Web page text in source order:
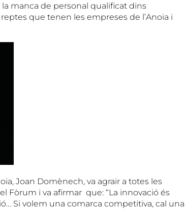
la manca de personal qualificat dins
que tenen les empreses de l’Anoia i
Joan Domènech, va agrair a totes les
Fòrum i va afirmar que: “La innovació és
Si volem una comarca competitiva, cal una